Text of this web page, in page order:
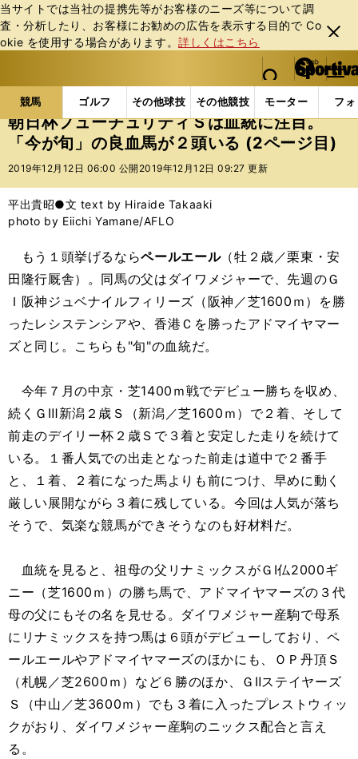
当サイトでは当社の提携先等がお客様のニーズ等について調
査・分析したり、お客様にお勧めの広告を表⽰する⽬的で Co
okie を使⽤する場合があります。詳しくはこちら
閉じ
る
web Sportiva (webスポルティーバ)
検索
マイペ
ー
ジ
メニュ
競馬 ゴルフ その他球技 その他競技 モーター フ
b
ス
ポ
ル
バ
競馬の記事一覧 競馬 朝日杯フューチュリティＳは
朝日杯フューチュリティＳは血統に注目。
「今が旬」の良血馬が２頭いる (2ページ目)
2019年12月12日 06:00 公開 2019年12月12日 09:27 更新
平出貴昭●文 text by Hiraide Takaaki
photo by Eiichi Yamane/AFLO
もう１頭挙げるならペールエール（牡２歳／栗東・安
田隆行厩舎）。同馬の父はダイワメジャーで、先週のＧ
Ｉ阪神ジュベナイルフィリーズ（阪神／芝1600ｍ）を勝
ったレシステンシアや、香港Ｃを勝ったアドマイヤマー
ズと同じ。こちらも"旬"の血統だ。
今年７月の中京・芝1400ｍ戦でデビュー勝ちを収め、
続くＧⅢ新潟２歳Ｓ（新潟／芝1600ｍ）で２着、そして
前走のデイリー杯２歳Ｓで３着と安定した走りを続けて
いる。１番人気での出走となった前走は道中で２番手
と、１着、２着になった馬よりも前につけ、早めに動く
厳しい展開ながら３着に残している。今回は人気が落ち
そうで、気楽な競馬ができそうなのも好材料だ。
血統を見ると、祖母の父リナミックスがＧⅠ仏2000ギ
ニー（芝1600ｍ）の勝ち馬で、アドマイヤマーズの３代
母の父にもその名を見せる。ダイワメジャー産駒で母系
にリナミックスを持つ馬は６頭がデビューしており、ペ
ールエールやアドマイヤマーズのほかにも、ＯＰ丹頂Ｓ
（札幌／芝2600ｍ）など６勝のほか、ＧⅡステイヤーズ
Ｓ（中山／芝3600ｍ）でも３着に入ったプレストウィッ
クがおり、ダイワメジャー産駒のニックス配合と言え
る。